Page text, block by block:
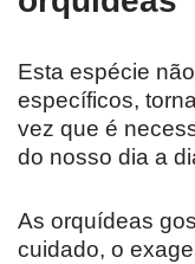
Esta espécie
específicos,
vez que é
do nosso dia a
As orquídeas
cuidado, o